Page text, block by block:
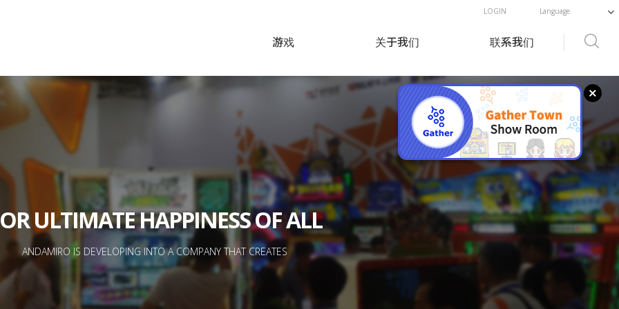
LOGIN
游戏
游戏
游戏常见问题
关于我们
概述
历史
联系我们
咨询
ULTIMATE HAPPINESS OF ALL
ANDAMIRO IS DEVELOPING INTO A COMPANY THAT CREATES